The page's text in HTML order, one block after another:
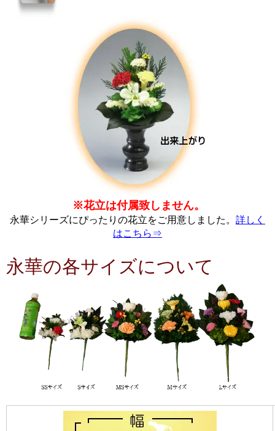
※花立は付属致しません。
永華シリーズにぴったりの花立をご用意しました。 詳しく
はこちら⇒
永華の各サイズについて